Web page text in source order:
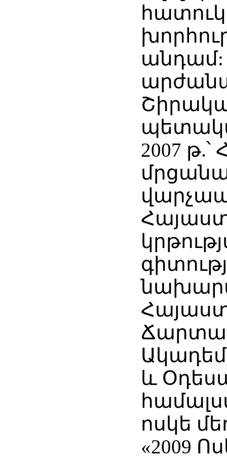
հատուկ
անդամ:
2007
և
ոսկե
«2009